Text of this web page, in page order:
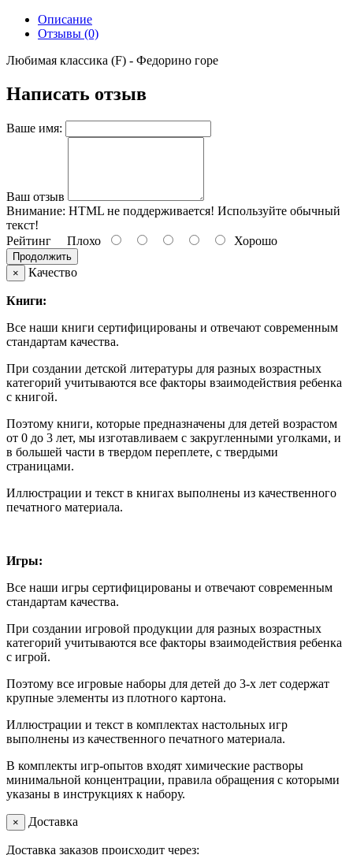
Описание
Отзывы (0)
Любимая классика (F) - Федорино горе
Написать отзыв
Ваше имя:
Ваш отзыв
Внимание: HTML не поддерживается! Используйте обычный
текст!
Рейтинг Плохо Хорошо
Продолжить
×
Качество
Книги:
Все наши книги сертифицированы и отвечают современным
стандартам качества.
При создании детской литературы для разных возрастных
категорий учитываются все факторы взаимодействия ребенка
с книгой.
Поэтому книги, которые предназначены для детей возрастом
от 0 до 3 лет, мы изготавливаем с закругленными уголками, и
в большей части в твердом переплете, с твердыми
страницами.
Иллюстрации и текст в книгах выполнены из качественного
печатного материала.
Игры:
Все наши игры сертифицированы и отвечают современным
стандартам качества.
При создании игровой продукции для разных возрастных
категорий учитываются все факторы взаимодействия ребенка
с игрой.
Поэтому все игровые наборы для детей до 3-х лет содержат
крупные элементы из плотного картона.
Иллюстрации и текст в комплектах настольных игр
выполнены из качественного печатного материала.
В комплекты игр-опытов входят химические растворы
минимальной концентрации, правила обращения с которыми
указаны в инструкциях к набору.
× Доставка
Доставка заказов происходит через: